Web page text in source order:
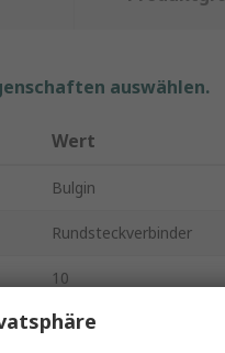
auswählen.
Wert
Bulgin
Rundsteckverbinder
10
Frontmontage